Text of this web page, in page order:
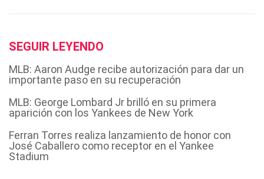
SEGUIR LEYENDO
MLB: Aaron Audge recibe autorización para dar un
importante paso en su recuperación
MLB: George Lombard Jr brilló en su primera
aparición con los Yankees de New York
Ferran Torres realiza lanzamiento de honor con
José Caballero como receptor en el Yankee
Stadium